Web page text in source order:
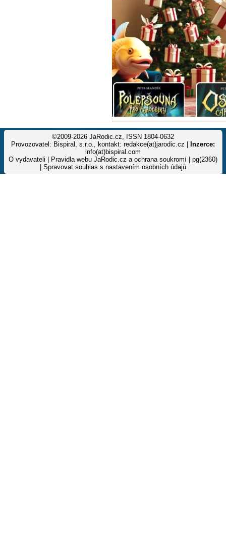
©2009-2026 JaRodic.cz, ISSN 1804-0632
Provozovatel: Bispiral, s.r.o., kontakt: redakce(at)jarodic.cz |
Inzerce:
info(at)bispiral.com
O vydavateli
Pravidla webu JaRodic.cz a ochrana soukromí | pg(2360)
Spravovat souhlas s nastavením osobních údajů